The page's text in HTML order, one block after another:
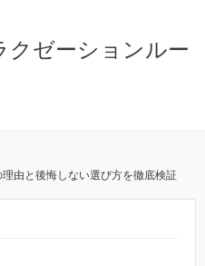
クゼーションルー
由と後悔しない選び方を徹底検証